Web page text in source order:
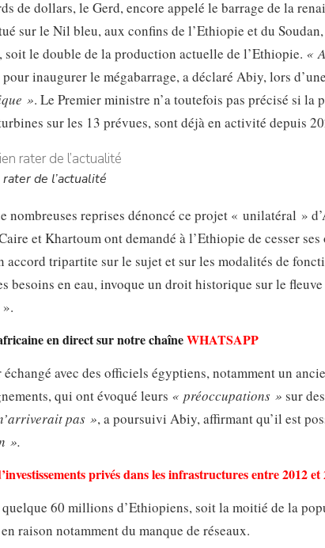
de dollars, le Gerd, encore appelé le barrage de la
sur le Nil bleu, aux confins de l’Ethiopie et du
le double de la production actuelle de l’Ethiopie. «
pour inaugurer le mégabarrage, a déclaré Abiy, lors
». Le Premier ministre n’a toutefois pas précisé si la
sur les 13 prévues, sont déjà en activité depuis
de l’actualité
nombreuses reprises dénoncé ce projet « unilatéral »
et Khartoum ont demandé à l’Ethiopie de cesser
tripartite sur le sujet et sur les modalités de
besoins en eau, invoque un droit historique sur le
en direct sur notre chaîneWHATSAPP
avec des officiels égyptiens, notamment un
qui ont évoqué leurs « préoccupations » sur
pas », a poursuivi Abiy, affirmant qu’il est
».
privés dans les infrastructures entre 2012 et
60 millions d’Ethiopiens, soit la moitié de la
raison notamment du manque de réseaux.